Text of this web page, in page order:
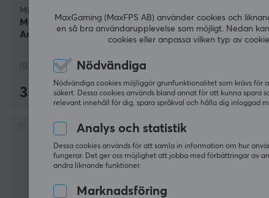
Milkyway
Mass80 Barebone ISO/ANSI WK -
Anodized Deep Blue
(0)
3590 kr I lager
Alzare
649 kr
MaxGaming (MaxFPS AB) använder cookies och
en så bra användarupplevelse som möjligt. Nedan
cookies eller anpassa vilken typ av
Nödvändiga
Nödvändiga cookies möjliggör grunfunktionalitet som krävs för
säkert. Dessa cookies används bland annat för att kunna spara
relevant innehåll för dig, spara språkval och hålla dig inloggad
Analys och statistik
Dessa cookies används för att samla in information om hur
fungerar. Det ger oss möjlighet att jobba med förbättringar av
andra liknande funktioner.
Marknadsföring